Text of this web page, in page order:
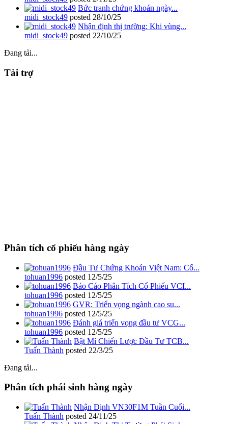
Bức tranh chứng khoán ngày...
midi_stock49 posted 28/10/25
Nhận định thị trường: Khi vùng...
midi_stock49 posted 22/10/25
Đang tải...
Tài trợ
Phân tích cổ phiếu hàng ngày
Đầu Tư Chứng Khoán Việt Nam: Cổ...
tohuan1996 posted 12/5/25
Báo Cáo Phân Tích Cổ Phiếu VCI...
tohuan1996 posted 12/5/25
GVR: Triển vọng ngành cao su...
tohuan1996 posted 12/5/25
Đánh giá triển vọng đầu tư VCG...
tohuan1996 posted 12/5/25
Bật Mí Chiến Lược Đầu Tư TCB...
Tuấn Thành posted 22/3/25
Đang tải...
Phân tích phái sinh hàng ngày
Nhận Định VN30F1M Tuần Cuối...
Tuấn Thành posted 24/11/25